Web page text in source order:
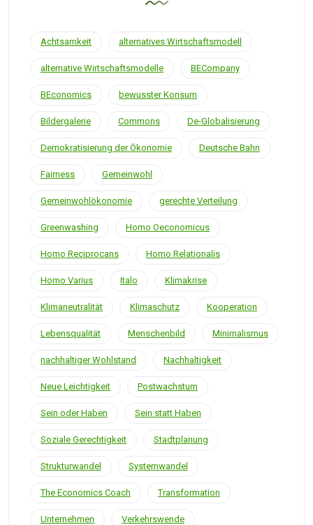
Achtsamkeit alternatives Wirtschaftsmodell
alternative Wirtschaftsmodelle BECompany
BEconomics bewusster Konsum
Bildergalerie Commons De-Globalisierung
Demokratisierung der Ökonomie Deutsche Bahn
Fairness Gemeinwohl
Gemeinwohlökonomie gerechte Verteilung
Greenwashing Homo Oeconomicus
Homo Reciprocans Homo Relationalis
Homo Varius Italo Klimakrise
Klimaneutralität Klimaschutz Kooperation
Lebensqualität Menschenbild Minimalismus
nachhaltiger Wohlstand Nachhaltigkeit
Neue Leichtigkeit Postwachstum
Sein oder Haben Sein statt Haben
Soziale Gerechtigkeit Stadtplanung
Strukturwandel Systemwandel
The Economics Coach Transformation
Unternehmen Verkehrswende